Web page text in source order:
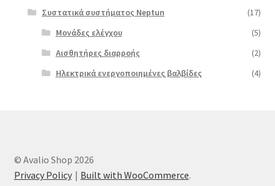
Συστατικά συστήματος Neptun
(17)
Μονάδες ελέγχου
(5)
Αισθητήρες διαρροής
(2)
Ηλεκτρικά ενεργοποιημένες βαλβίδες
(4)
© Avalio Shop 2026
Privacy Policy
Built with WooCommerce.